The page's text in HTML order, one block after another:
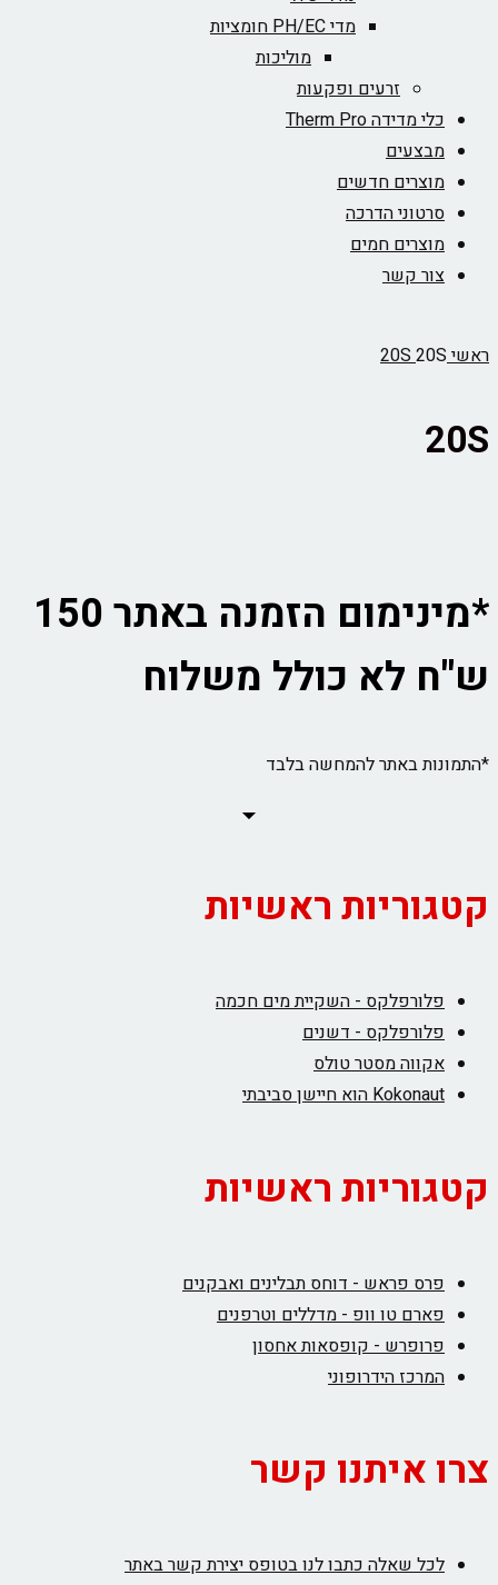
מדי PH/EC חומציות
מוליכות
זרעים ופקעות
כלי מדידה Therm Pro
מבצעים
מוצרים חדשים
סרטוני הדרכה
מוצרים חמים
צור קשר
ראשי 20S20S
20S
*מינימום הזמנה באתר 150
ש"ח לא כולל משלוח
*התמונות באתר להמחשה בלבד
קטגוריות ראשיות
פלורפלקס - השקיית מים חכמה
פלורפלקס - דשנים
אקווה מסטר טולס
Kokonaut הוא חיישן סביבתי
קטגוריות ראשיות
פרס פראש - דוחס תבלינים ואבקנים
פארם טו וופ - מדללים וטרפנים
פרופרש - קופסאות אחסון
המרכז הידרופוני
צרו איתנו קשר
לכל שאלה כתבו לנו בטופס יצירת קשר באתר